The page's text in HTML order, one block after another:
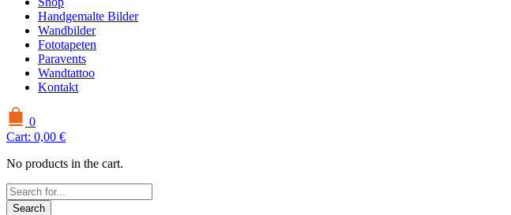
Handgemalte Bilder
Wandbilder
Fototapeten
Paravents
Wandtattoo
Kontakt
0
Cart: 0,00 €
No products in the cart.
Search